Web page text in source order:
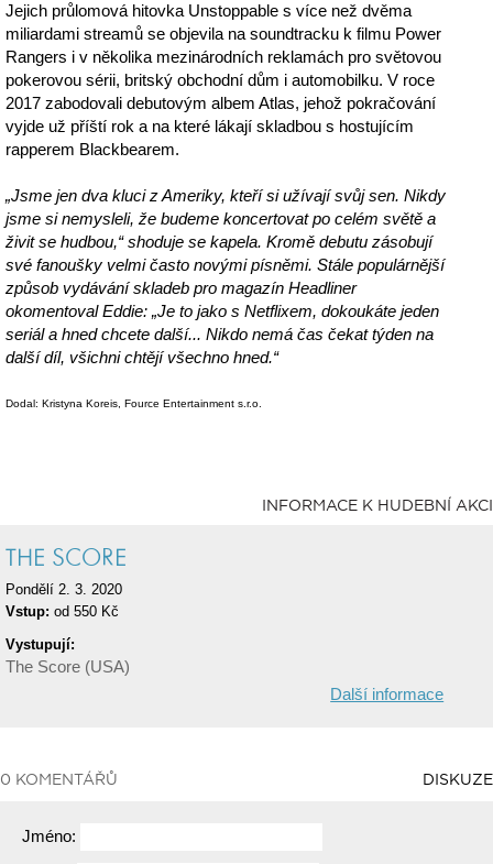
Jejich průlomová hitovka Unstoppable s více než dvěma
miliardami streamů se objevila na soundtracku k filmu Power
Rangers i v několika mezinárodních reklamách pro světovou
pokerovou sérii, britský obchodní dům i automobilku. V roce
2017 zabodovali debutovým albem Atlas, jehož pokračování
vyjde už příští rok a na které lákají skladbou s hostujícím
rapperem Blackbearem.
„Jsme jen dva kluci z Ameriky, kteří si užívají svůj sen. Nikdy
jsme si nemysleli, že budeme koncertovat po celém světě a
živit se hudbou,“ shoduje se kapela. Kromě debutu zásobují
své fanoušky velmi často novými písněmi. Stále populárnější
způsob vydávání skladeb pro magazín Headliner
okomentoval Eddie: „Je to jako s Netflixem, dokoukáte jeden
seriál a hned chcete další... Nikdo nemá čas čekat týden na
další díl, všichni chtějí všechno hned.“
Dodal: Kristyna Koreis, Fource Entertainment s.r.o.
INFORMACE K HUDEBNÍ AKCI
THE SCORE
Pondělí 2. 3. 2020
Vstup: od 550 Kč
Vystupují:
The Score (USA)
Další informace
0 KOMENTÁŘŮ DISKUZE
Jméno: